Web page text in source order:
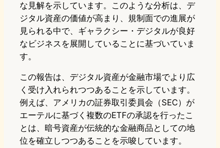
な見解を示しています。このような分析は、デ
ジタル資産の価値が高まり、規制面での進展が
見られる中で、ギャラクシー・デジタルが良好
なビジネスを展開していることに基づいていま
す。
この報告は、デジタル資産が金融市場でより広
く受け入れられつつあることを示しています。
例えば、アメリカの証券取引委員会（SEC）が
エーテルに基づく複数のETFの承認を行ったこ
とは、暗号資産が伝統的な金融商品としての地
位を確立しつつあることを示唆しています。